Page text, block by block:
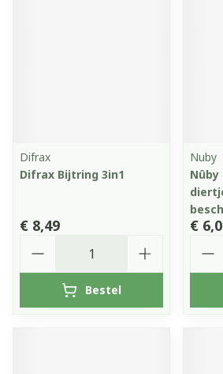
Difrax
Difrax Bijtring 3in1
€ 8,49
Bestel
Nuby
€